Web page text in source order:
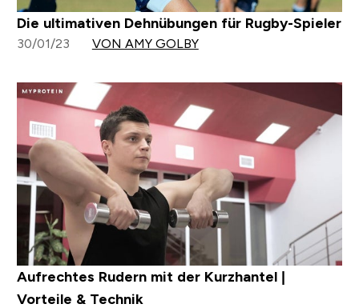
Die ultimativen Dehnübungen für Rugby-Spieler
30/01/23 VON AMY GOLBY
Aufrechtes Rudern mit der Kurzhantel |
Vorteile & Technik